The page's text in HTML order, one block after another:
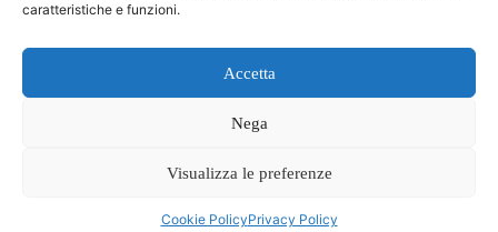
caratteristiche e funzioni.
Accetta
Nega
Visualizza le preferenze
Cookie PolicyPrivacy Policy